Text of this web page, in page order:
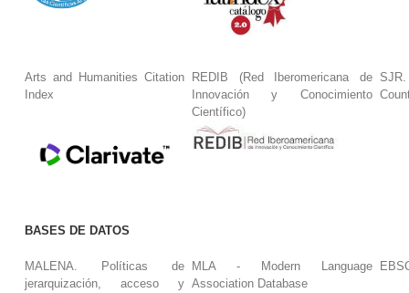
Arts and Humanities Citation
Index
REDIB (Red Iberomericana de
Innovación y Conocimiento
Científico)
BASES DE DATOS
MALENA. Políticas de
jerarquización, acceso y
MLA - Modern Language
Association Database